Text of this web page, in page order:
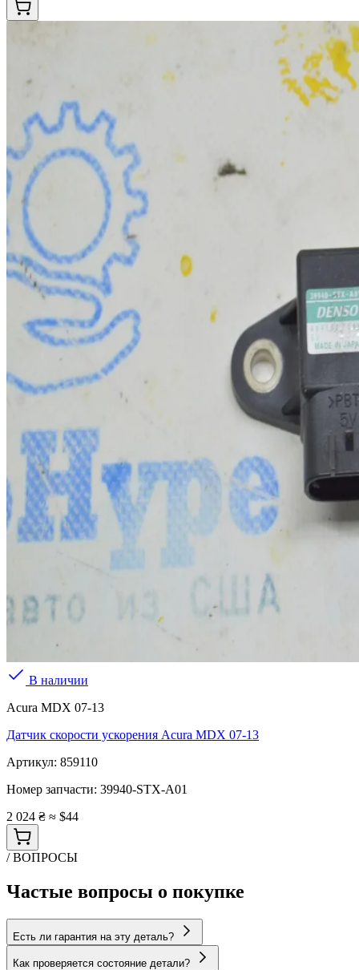
В наличии
Acura MDX 07-13
Датчик скорости ускорения Acura MDX 07-13
Артикул: 859110
Номер запчасти: 39940-STX-A01
2 024 ₴ ≈ $44
/ ВОПРОСЫ
Частые вопросы о покупке
Есть ли гарантия на эту деталь?
Как проверяется состояние детали?